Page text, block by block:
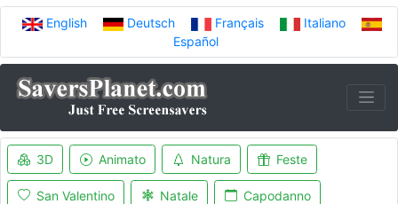
English Deutsch Français
Italiano
Español
3D Animato Natura Feste
San Valentino Natale Capodanno